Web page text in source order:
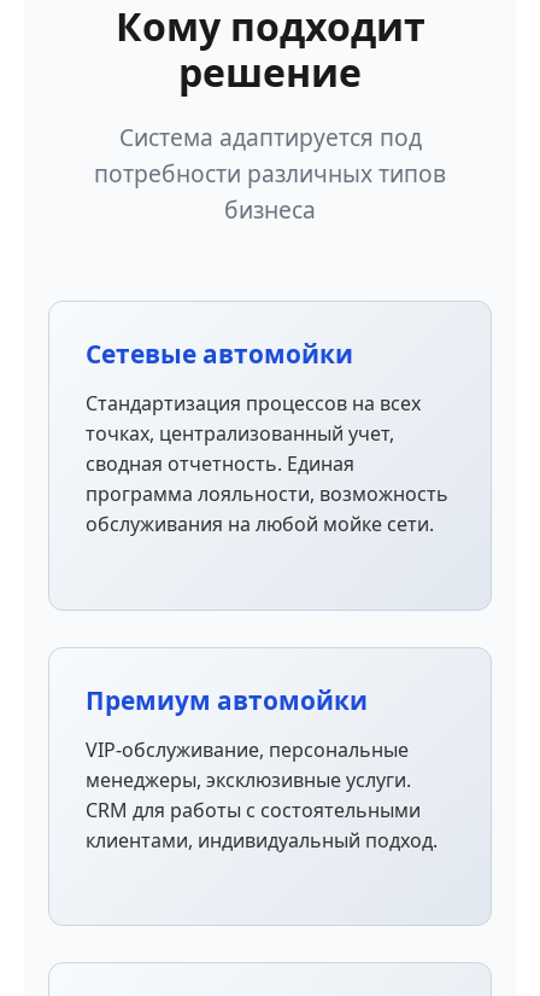
Кому подходит
решение
Система адаптируется под
потребности различных типов
бизнеса
Сетевые автомойки
Стандартизация процессов на всех
точках, централизованный учет,
сводная отчетность. Единая
программа лояльности, возможность
обслуживания на любой мойке сети.
Премиум автомойки
VIP-обслуживание, персональные
менеджеры, эксклюзивные услуги.
CRM для работы с состоятельными
клиентами, индивидуальный подход.